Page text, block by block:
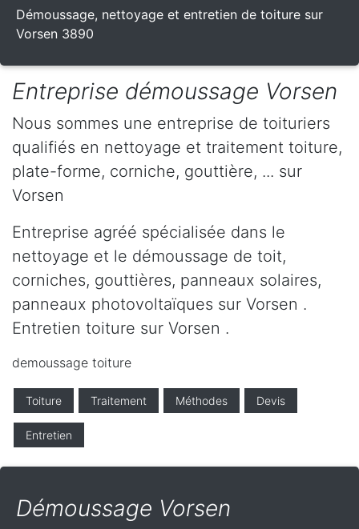
Démoussage, nettoyage et entretien de toiture sur
Vorsen 3890
Entreprise démoussage Vorsen
Nous sommes une entreprise de toituriers
qualifiés en nettoyage et traitement toiture,
plate-forme, corniche, gouttière, ... sur
Vorsen
Entreprise agréé spécialisée dans le
nettoyage et le démoussage de toit,
corniches, gouttières, panneaux solaires,
panneaux photovoltaïques sur Vorsen .
Entretien toiture sur Vorsen .
demoussage toiture
Toiture Traitement Méthodes Devis
Entretien
Démoussage Vorsen